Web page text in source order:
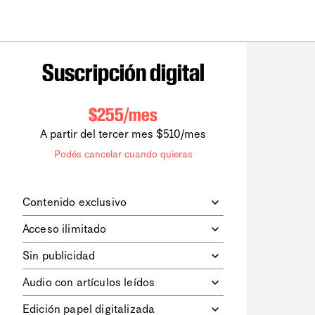
Suscripción digital
$255/mes
A partir del tercer mes $510/mes
Podés cancelar cuando quieras
Contenido exclusivo
digitales dela diaria
los contenidos de Le Monde
diplomatique.
Acceso ilimitado
contenidos.
Sin publicidad
publicitarios.
Audio con artículos leídos
Edición papel digitalizada